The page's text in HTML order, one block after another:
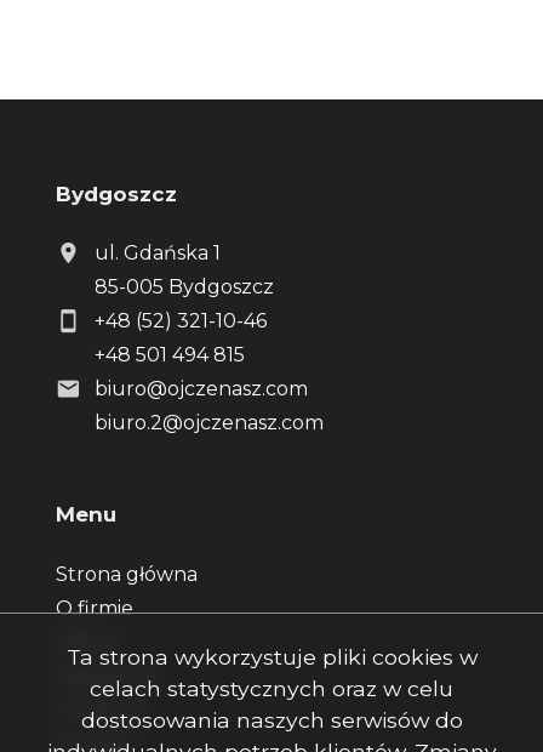
Bydgoszcz
ul. Gdańska 1
85-005 Bydgoszcz
+48 (52) 321-10-46
+48 501 494 815
biuro@ojczenasz.com
biuro.2@ojczenasz.com
Menu
Strona główna
O firmie
Zgłoszenia
Ulubione
Kontakt
Ta strona wykorzystuje pliki cookies w
celach statystycznych oraz w celu
dostosowania naszych serwisów do